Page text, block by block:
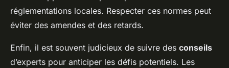
réglementations locales. Respecter ces normes peut
éviter des amendes et des retards.
Enfin, il est souvent judicieux de suivre des conseils
d’experts pour anticiper les défis potentiels. Les